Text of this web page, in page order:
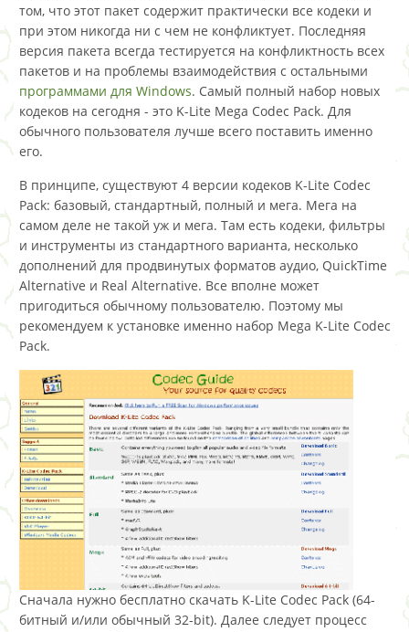
том, что этот пакет содержит практически все кодеки и
при этом никогда ни с чем не конфликтует. Последняя
версия пакета всегда тестируется на конфликтность всех
пакетов и на проблемы взаимодействия с остальными
программами для Windows. Самый полный набор новых
кодеков на сегодня - это K-Lite Mega Codec Pack. Для
обычного пользователя лучше всего поставить именно
его.
В принципе, существуют 4 версии кодеков K-Lite Codec
Pack: базовый, стандартный, полный и мега. Мега на
самом деле не такой уж и мега. Там есть кодеки, фильтры
и инструменты из стандартного варианта, несколько
дополнений для продвинутых форматов аудио, QuickTime
Alternative и Real Alternative. Все вполне может
пригодиться обычному пользователю. Поэтому мы
рекомендуем к установке именно набор Mega K-Lite Codec
Pack.
Сначала нужно бесплатно скачать K-Lite Codec Pack (64-
битный и/или обычный 32-bit). Далее следует процесс